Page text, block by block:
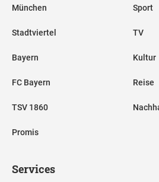
München
Stadtviertel
Bayern
FC Bayern
TSV 1860
Promis
Sport
TV
Kultur
Reise
Services